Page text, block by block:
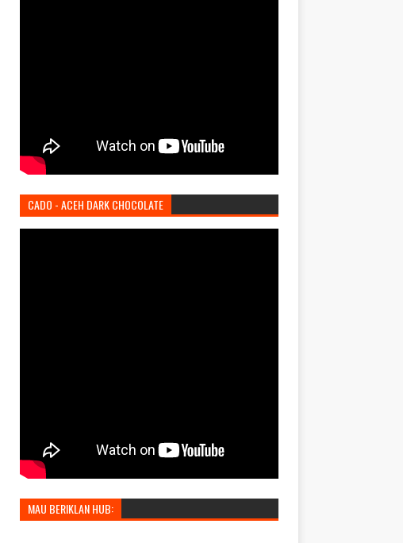
CADO - ACEH DARK CHOCOLATE
MAU BERIKLAN HUB: